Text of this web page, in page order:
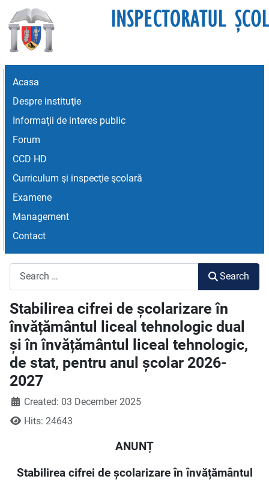
Acasa
Despre instituţie
Informaţii de interes public
Forum
CCD HD
Curriculum şi inspecţie şcolară
Examene
Management
Contact
Search
Stabilirea cifrei de școlarizare în
învățământul liceal tehnologic dual
și în învățământul liceal tehnologic,
de stat, pentru anul școlar 2026-
2027
Created: 03 December 2025
Hits: 24643
ANUNȚ
Stabilirea cifrei de școlarizare în învățământul